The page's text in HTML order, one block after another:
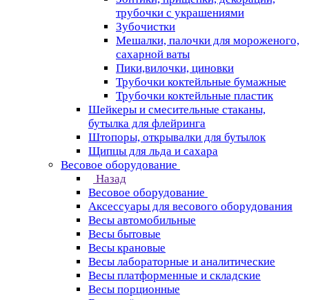
трубочки с украшениями
Зубочистки
Мешалки, палочки для мороженого,
сахарной ваты
Пики,вилочки, циновки
Трубочки коктейльные бумажные
Трубочки коктейльные пластик
Шейкеры и смесительные стаканы,
бутылка для флейринга
Штопоры, открывалки для бутылок
Щипцы для льда и сахара
Весовое оборудование
Назад
Весовое оборудование
Аксессуары для весового оборудования
Весы автомобильные
Весы бытовые
Весы крановые
Весы лабораторные и аналитические
Весы платформенные и складские
Весы порционные